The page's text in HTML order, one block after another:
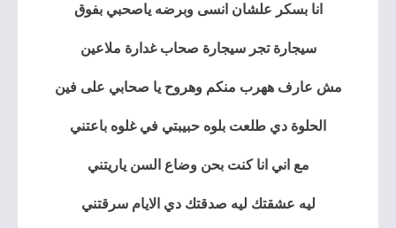
انا بسكر علشان انسى وبرضه ياصحبي بفوق
سيجارة تجر سيجارة صحاب غدارة ملاعين
مش عارف ههرب منكم وهروح يا صحابي على فين
الحلوة دي طلعت بلوه حبيبتي في غلوه باعتني
مع اني انا كنت بحن وضاع السن ياريتني
ليه عشقتك ليه صدقتك دي الايام سرقتني